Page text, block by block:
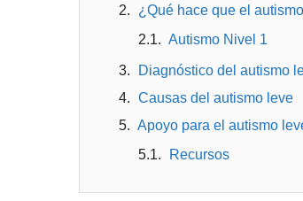
¿Qué hace que el
Autismo Nivel 1
Diagnóstico del autismo
Causas del autismo leve
Apoyo para el autismo
Recursos